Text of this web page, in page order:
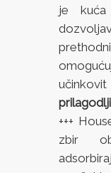
je
učinkovit
+++
zbir